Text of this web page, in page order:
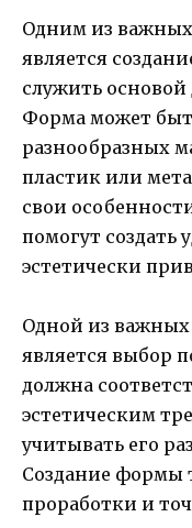
Одним из важных
является
служить основой
Форма может
разнообразных
пластик или
свои
помогут
эстетически
Одной из важных
является выбор
должна
эстетическим
учитывать его
Создание формы
проработки и